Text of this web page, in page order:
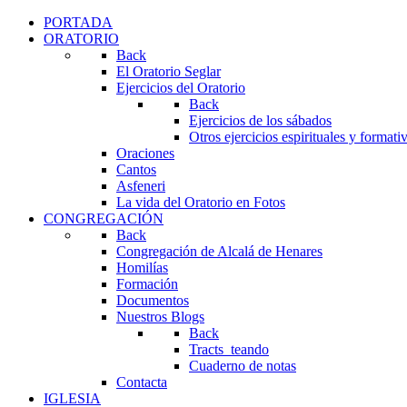
PORTADA
ORATORIO
Back
El Oratorio Seglar
Ejercicios del Oratorio
Back
Ejercicios de los sábados
Otros ejercicios espirituales y
Oraciones
Cantos
Asfeneri
La vida del Oratorio en Fotos
CONGREGACIÓN
Back
Congregación de Alcalá de Henares
Homilías
Formación
Documentos
Nuestros Blogs
Back
Tracts_teando
Cuaderno de notas
Contacta
IGLESIA